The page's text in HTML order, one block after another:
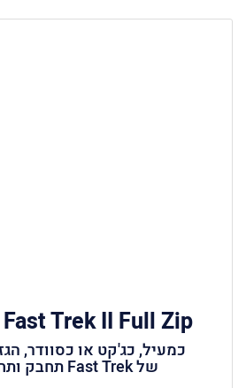
Trek II Full Zip
כמעיל, כג'קט או כסוודר,
של Fast Trek תחבק ותחמם אותך